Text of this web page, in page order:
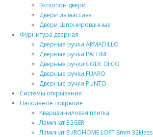
Экошпон двери
Двери из массива
Двери Шпонированные
Фурнитура дверная
Дверные ручки ARMADILLO
Дверные ручки PALLINI
Дверные ручки CODE DECO
Дверные ручки FUARO
Дверные ручки PUNTO
Системы открывания
Напольное покрытие
Кварцвиниловая плитка
Ламинат EGGER
Ламинат EUROHOME LOFT 8mm 32klass